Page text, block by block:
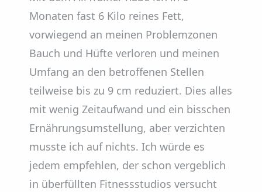
Monaten fast 6 Kilo reines Fett,
vorwiegend an meinen Problemzonen
Bauch und Hüfte verloren und meinen
Umfang an den betroffenen Stellen
teilweise bis zu 9 cm reduziert. Dies alles
mit wenig Zeitaufwand und ein bisschen
Ernährungsumstellung, aber verzichten
musste ich auf nichts. Ich würde es
jedem empfehlen, der schon vergeblich
in überfüllten Fitnessstudios versucht